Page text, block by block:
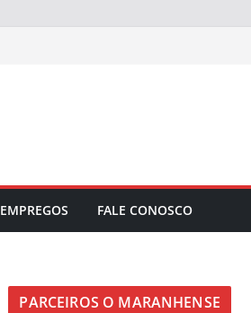
EMPREGOS FALE CONOSCO
PARCEIROS O MARANHENSE